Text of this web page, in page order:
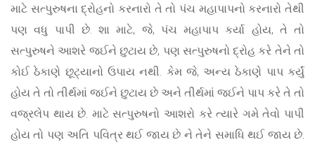
માટે સત્પુરુષના દ્રોહનો કરનારો તે તો પંચ મહાપાપનો કરનારો તેથી
પણ વધુ પાપી છે. શા માટે, જે, પંચ મહાપાપ કર્યા હોય, તે તો
સત્પુરુષને આશરે જઈને છુટાય છે, પણ સત્પુરુષનો દ્રોહ કરે તેને તો
કોઈ ઠેકાણે છૂટ્યાનો ઉપાય નથી. કેમ જે, અન્ય ઠેકાણે પાપ કર્યું
હોય તે તો તીર્થમાં જઈને છુટાય છે અને તીર્થમાં જઈને પાપ કરે તે તો
વજ્રલેપ થાય છે. માટે સત્પુરુષનો આશરો કરે ત્યારે ગમે તેવો પાપી
હોય તો પણ અતિ પવિત્ર થઈ જાય છે ને તેને સમાધિ થઈ જાય છે.